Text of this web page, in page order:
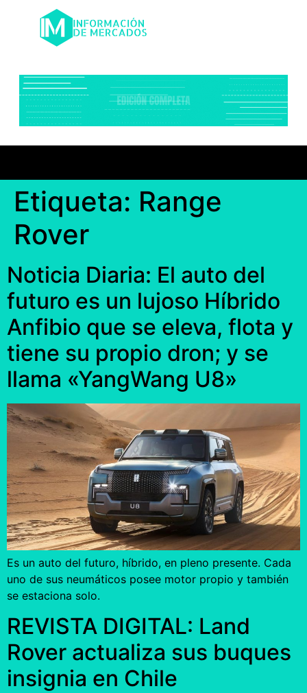
Etiqueta: Range
Rover
Noticia Diaria: El auto del
futuro es un lujoso Híbrido
Anfibio que se eleva, flota y
tiene su propio dron; y se
llama «YangWang U8»
Es un auto del futuro, híbrido, en pleno presente. Cada
uno de sus neumáticos posee motor propio y también
se estaciona solo.
REVISTA DIGITAL: Land
Rover actualiza sus buques
insignia en Chile